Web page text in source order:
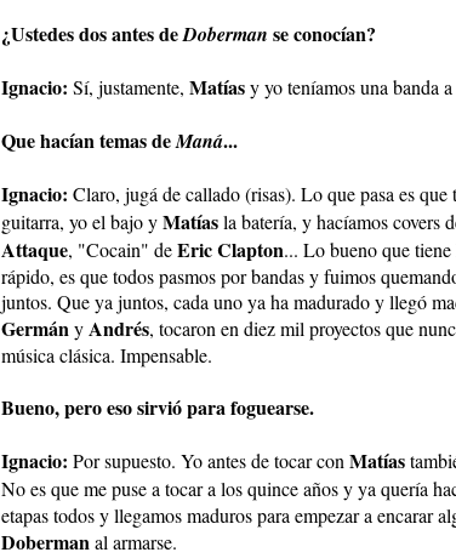
¿Ustedes dos antes deDoberman se conocían?
Ignacio: Sí, justamente, Matíasy yo teníamos una banda
Que hacían temas deManá...
Ignacio: Claro, jugá de callado (risas). Lo que pasa es que
guitarra, yo el bajo yMatíasla batería, y hacíamos
Attaque, "Cocain" deEric Clapton... Lo bueno que tiene
rápido, es que todos pasmos por bandas y fuimos
juntos. Que ya juntos, cada uno ya ha madurado y llegó
GermányAndrés, tocaron en diez mil proyectos que
música clásica. Impensable.
Bueno, pero eso sirvió para foguearse.
Ignacio: Por supuesto. Yo antes de tocar conMatías
No es que me puse a tocar a los quince años y ya quería
etapas todos y llegamos maduros para empezar a encarar
Dobermanal armarse.